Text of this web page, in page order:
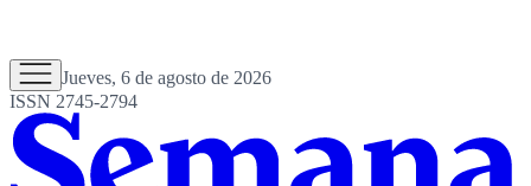
Jueves, 6 de agosto de 2026
ISSN 2745-2794